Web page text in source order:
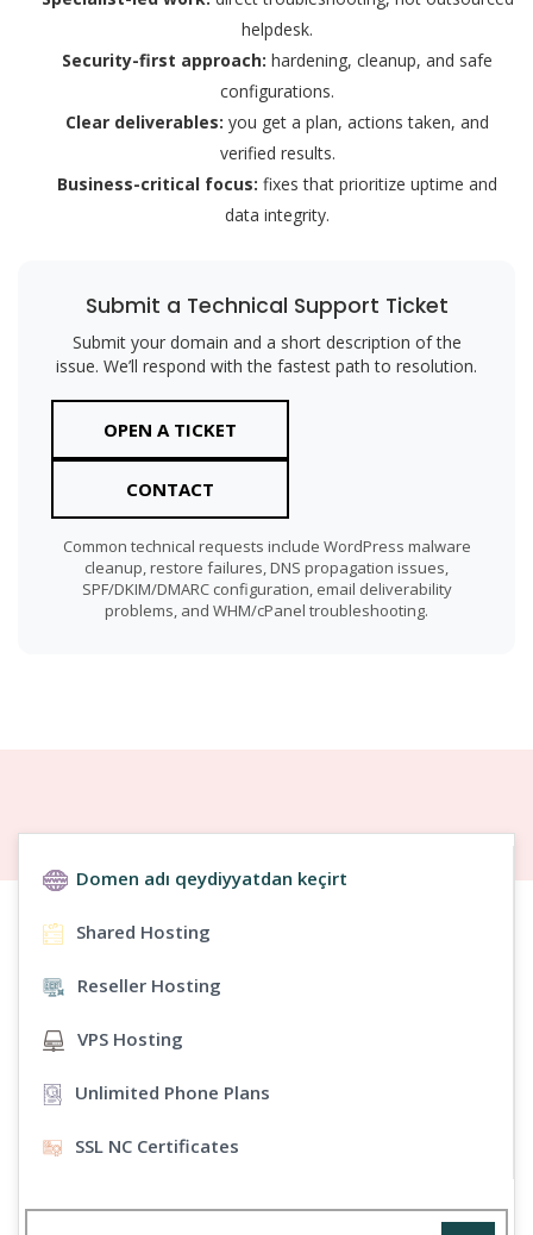
helpdesk.
Security-first approach: hardening, cleanup, and safe
configurations.
Clear deliverables: you get a plan, actions taken, and
verified results.
Business-critical focus: fixes that prioritize uptime and
data integrity.
Submit a Technical Support Ticket
Submit your domain and a short description of the
issue. We’ll respond with the fastest path to resolution.
OPEN A TICKET
CONTACT
Common technical requests include WordPress malware
cleanup, restore failures, DNS propagation issues,
SPF/DKIM/DMARC configuration, email deliverability
problems, and WHM/cPanel troubleshooting.
Domen adı qeydiyyatdan keçirt
Shared Hosting
Reseller Hosting
VPS Hosting
Unlimited Phone Plans
SSL NC Certificates